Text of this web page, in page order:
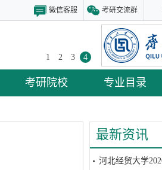
考研交流群
微信客服
1 2 3 4
考研院校 专业目录
最新资讯